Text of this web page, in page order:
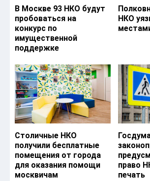
В Москве 93 НКО будут
пробоваться на
конкурс по
имущественной
поддержке
НКО
Столичные НКО
получили бесплатные
помещения от города
для оказания помощи
москвичам
право
печать